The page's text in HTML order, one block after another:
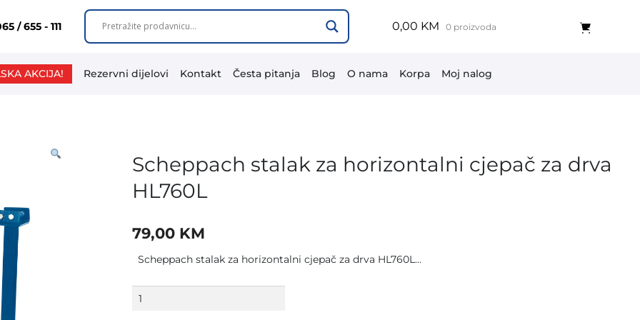
/ 655 - 111 0,00 KM 0 proizvoda
AKCIJA! Rezervni dijelovi Kontakt Česta pitanja Blog O nama Korpa Moj nalog
Scheppach stalak za horizontalni cjepač za drva
HL760L
79,00 KM
Scheppach stalak za horizontalni cjepač za drva HL760L…
stalak